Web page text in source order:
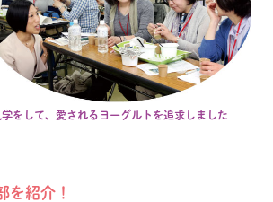
をして、愛されるヨーグルトを追求しました
を紹介！